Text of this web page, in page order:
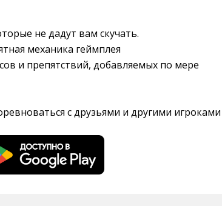
не дадут вам скучать.
механика геймплея
и препятствий, добавляемых по мере
с друзьями и другими игроками